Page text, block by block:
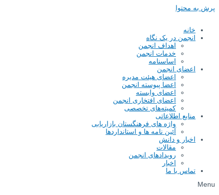
پرش به محتوا
خانه
انجمن در یک نگاه
اهداف انجمن
خدمات انجمن
اساسنامه
اعضای انجمن
اعضای هیئت مدیره
اعضا پیوسته انجمن
اعضای وابسته
اعضای افتخاری انجمن
کمیته‌های تخصصی
منابع اطلاعاتی
واژه های فرهنگستان بازاریابی
آئین نامه ها و استانداردها
اخبار و دانش
مقالات
رویدادهای انجمن
اخبار
تماس با ما
Menu